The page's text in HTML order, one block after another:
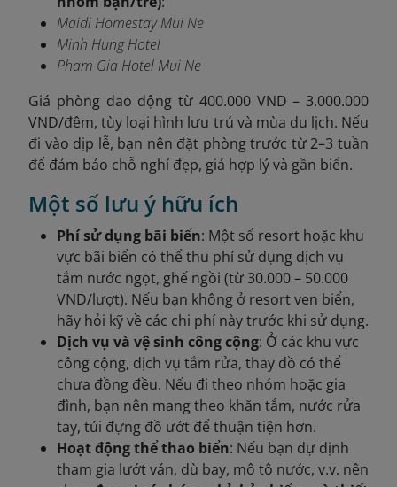
Maidi Homestay Mui Ne
Minh Hung Hotel
Pham Gia Hotel Mui Ne
Giá phòng dao động từ 400.000 VND – 3.000.000
VND/đêm, tùy loại hình lưu trú và mùa du lịch. Nếu
đi vào dịp lễ, bạn nên đặt phòng trước từ 2–3 tuần
để đảm bảo chỗ nghỉ đẹp, giá hợp lý và gần biển.
Một số lưu ý hữu ích
Phí sử dụng bãi biển: Một số resort hoặc khu
vực bãi biển có thể thu phí sử dụng dịch vụ
tắm nước ngọt, ghế ngồi (từ 30.000 – 50.000
VND/lượt). Nếu bạn không ở resort ven biển,
hãy hỏi kỹ về các chi phí này trước khi sử dụng.
Dịch vụ và vệ sinh công cộng: Ở các khu vực
công cộng, dịch vụ tắm rửa, thay đồ có thể
chưa đồng đều. Nếu đi theo nhóm hoặc gia
đình, bạn nên mang theo khăn tắm, nước rửa
tay, túi đựng đồ ướt để thuận tiện hơn.
Hoạt động thể thao biển: Nếu bạn dự định
tham gia lướt ván, dù bay, mô tô nước, v.v. nên